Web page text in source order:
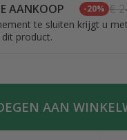
AANKOOP -20% €
te sluiten krijgt u
product.
AAN